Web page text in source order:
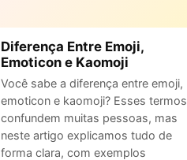
Diferença Entre Emoji,
Emoticon e Kaomoji
Você sabe a diferença entre emoji,
emoticon e kaomoji? Esses termos
confundem muitas pessoas, mas
neste artigo explicamos tudo de
forma clara, com exemplos